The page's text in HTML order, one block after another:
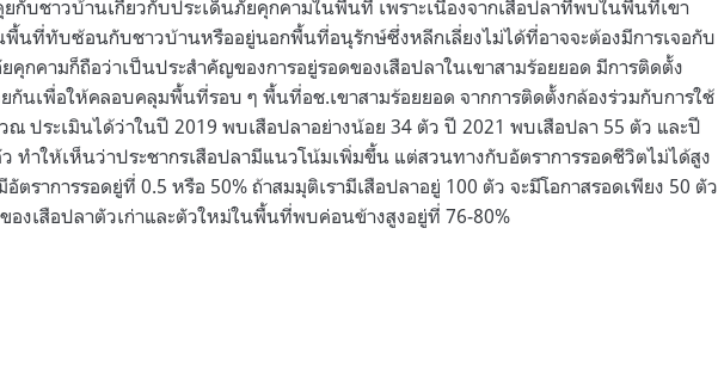
กับชาวบ้านเกี่ยวกับประเด็นภัยคุกคามในพื้นที่ เพราะเนื่องจากเสือปลาที่พบในพื้นที่เขา
พื้นที่ทับซ้อนกับชาวบ้านหรืออยู่นอกพื้นที่อนุรักษ์ซึ่งหลีกเลี่ยงไม่ได้ที่อาจจะต้องมีการเจอกับ
กคามก็ถือว่าเป็นประสำคัญของการอยู่รอดของเสือปลาในเขาสามร้อยยอด มีการติดตั้ง
กันเพื่อให้คลอบคลุมพื้นที่รอบ ๆ พื้นที่อช.เขาสามร้อยยอด จากการติดตั้งกล้องร่วมกับการใช้
ณ ประเมินได้ว่าในปี 2019 พบเสือปลาอย่างน้อย 34 ตัว ปี 2021 พบเสือปลา 55 ตัว และปี
ทำให้เห็นว่าประชากรเสือปลามีแนวโน้มเพิ่มขึ้น แต่สวนทางกับอัตราการรอดชีวิตไม่ได้สูง
ตราการรอดยู่ที่ 0.5 หรือ 50% ถ้าสมมุติเรามีเสือปลาอยู่ 100 ตัว จะมีโอกาสรอดเพียง 50 ตัว
งเสือปลาตัวเก่าและตัวใหม่ในพื้นที่พบค่อนข้างสูงอยู่ที่ 76-80%